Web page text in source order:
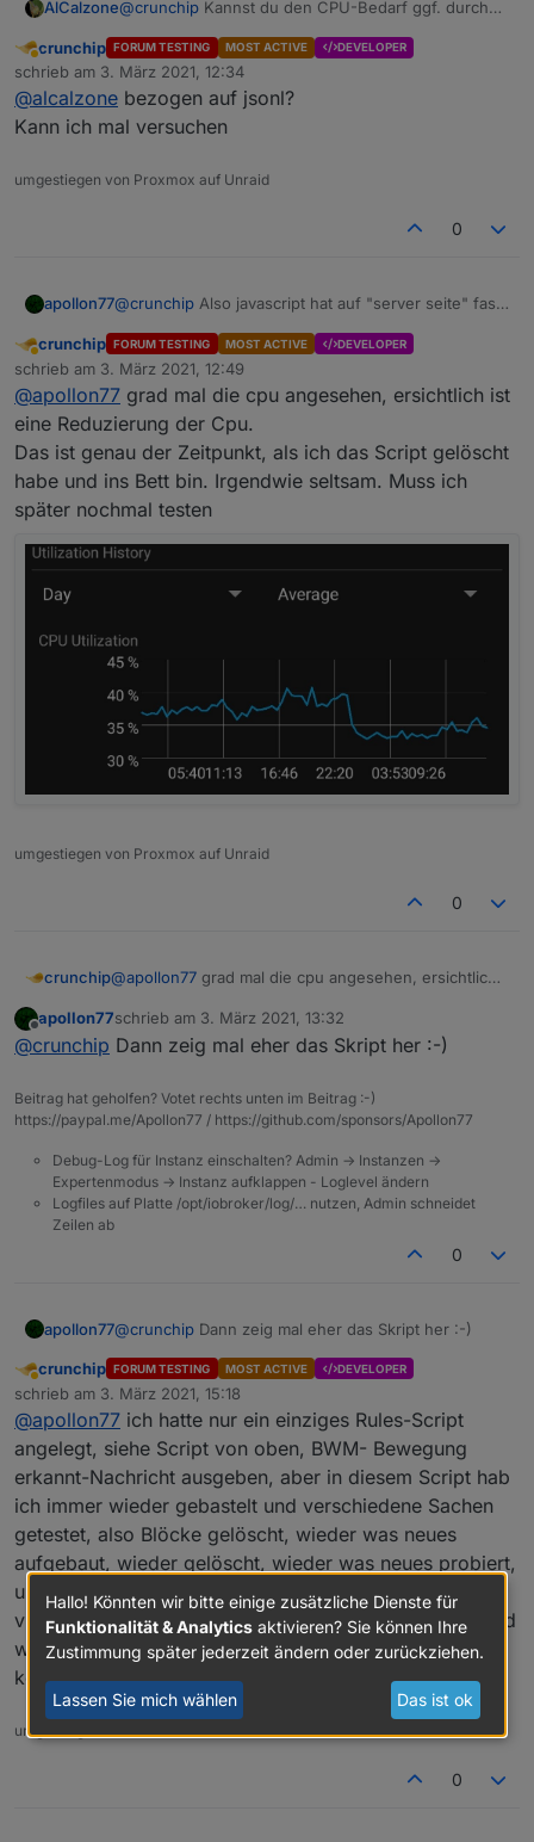
AlCalzone@crunchip Kannst du den CPU-Bedarf ggf. durch
Abwesend
crunchip FORUM TESTING MOST ACTIVE DEVELOPER
schrieb am 3. März 2021, 12:34
zuletzt editiert von
@alcalzone bezogen auf jsonl?
Kann ich mal versuchen
umgestiegen von Proxmox auf Unraid
0
apollon77@crunchip Also javascript hat auf "server seite" fast
unwahrscheinlich
Abwesend
crunchip FORUM TESTING MOST ACTIVE DEVELOPER
schrieb am 3. März 2021, 12:49
zuletzt editiert von
@apollon77 grad mal die cpu angesehen, ersichtlich ist
eine Reduzierung der Cpu.
Das ist genau der Zeitpunkt, als ich das Script gelöscht
habe und ins Bett bin. Irgendwie seltsam. Muss ich
später nochmal testen
umgestiegen von Proxmox auf Unraid
0
crunchip@apollon77 grad mal die cpu angesehen, ersichtlich
Das ist genau der Zeitpunkt, als ich das Script
gelöscht habe und ins Bett bin. Irgendwie seltsam.
Offline
apollon77schrieb am 3. März 2021, 13:32
zuletzt editiert von
@crunchip Dann zeig mal eher das Skript her :-)
Beitrag hat geholfen? Votet rechts unten im Beitrag :-)
https://paypal.me/Apollon77 / https://github.com/sponsors/Apollon77
Debug-Log für Instanz einschalten? Admin -> Instanzen ->
Expertenmodus -> Instanz aufklappen - Loglevel ändern
Logfiles auf Platte /opt/iobroker/log/… nutzen, Admin schneidet
Zeilen ab
0
apollon77@crunchip Dann zeig mal eher das Skript her :-)
Abwesend
crunchip FORUM TESTING MOST ACTIVE DEVELOPER
schrieb am 3. März 2021, 15:18
zuletzt editiert von
@apollon77 ich hatte nur ein einziges Rules-Script
angelegt, siehe Script von oben, BWM- Bewegung
erkannt-Nachricht ausgeben, aber in diesem Script hab
ich immer wieder gebastelt und verschiedene Sachen
getestet, also Blöcke gelöscht, wieder was neues
aufgebaut, wieder gelöscht, wieder was neues probiert,
usw.
vllt hat sich dadurch auch etwas "hochgeschaukelt" und
wurde erst beendet durchs löschen des Scripts. Hab
keine Ahnung, ob soetwas möglich wäre.
umgestiegen von Proxmox auf Unraid
0
Hallo! Könnten wir bitte einige zusätzliche Dienste für
Funktionalität & Analytics aktivieren? Sie können Ihre
Zustimmung später jederzeit ändern oder zurückziehen.
Lassen Sie mich wählen Das ist ok